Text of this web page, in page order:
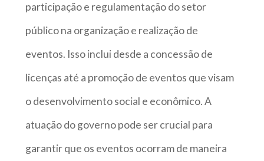
participação e regulamentação do setor
público na organização e realização de
eventos. Isso inclui desde a concessão de
licenças até a promoção de eventos que visam
o desenvolvimento social e econômico. A
atuação do governo pode ser crucial para
garantir que os eventos ocorram de maneira